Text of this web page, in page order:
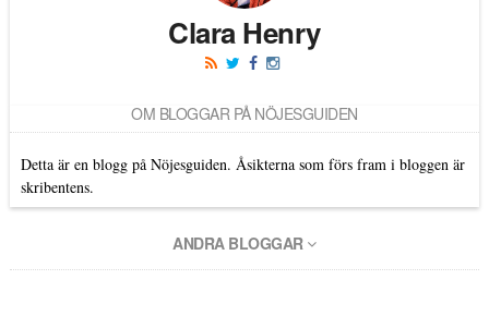
Clara Henry
OM BLOGGAR PÅ NÖJESGUIDEN
Detta är en blogg på Nöjesguiden. Åsikterna som förs fram i bloggen är
skribentens.
ANDRA BLOGGAR